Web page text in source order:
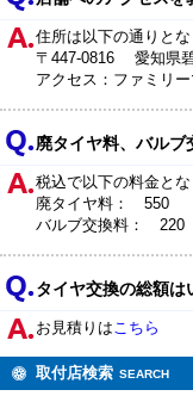
住所は以下の通りとな
〒447-0816 愛知県
アクセス：ファミリ
廃タイヤ料、バルブ
税込で以下の料金とな
廃タイヤ料： 550
バルブ交換料： 220
タイヤ交換の総額は
お見積りはこちら
取付店検索 SEARCH